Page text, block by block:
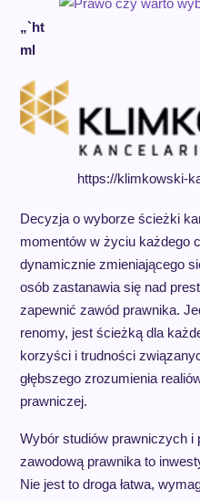
„`ht
ml
https://klimkowski-
Decyzja o wyborze ścieżki
momentów w życiu każdego
dynamicznie zmieniającego
osób zastanawia się nad
zapewnić zawód prawnika.
renomy, jest ścieżką dla
korzyści i trudności
głębszego zrozumienia
prawniczej.
Wybór studiów prawniczych i
zawodową prawnika to
Nie jest to droga łatwa,